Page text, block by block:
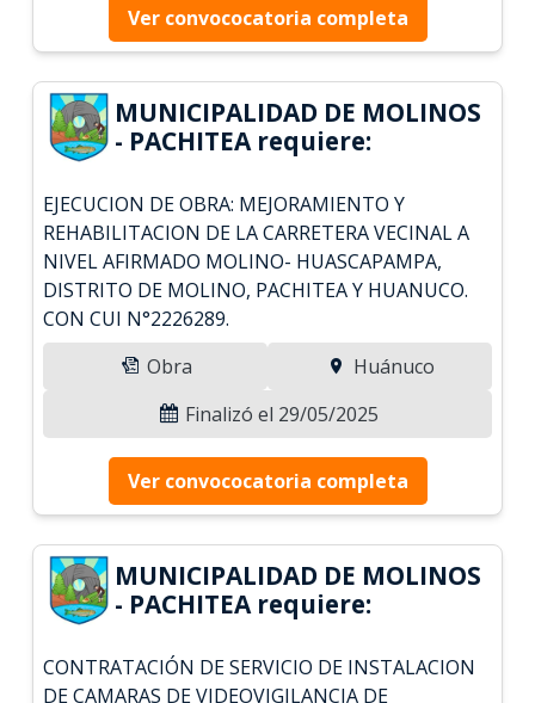
Ver convococatoria completa
MUNICIPALIDAD DE MOLINOS
- PACHITEA requiere:
EJECUCION DE OBRA: MEJORAMIENTO Y
REHABILITACION DE LA CARRETERA VECINAL A
NIVEL AFIRMADO MOLINO- HUASCAPAMPA,
DISTRITO DE MOLINO, PACHITEA Y HUANUCO.
CON CUI N°2226289.
Obra
Huánuco
Finalizó el 29/05/2025
Ver convococatoria completa
MUNICIPALIDAD DE MOLINOS
- PACHITEA requiere:
CONTRATACIÓN DE SERVICIO DE INSTALACION
DE CAMARAS DE VIDEOVIGILANCIA DE